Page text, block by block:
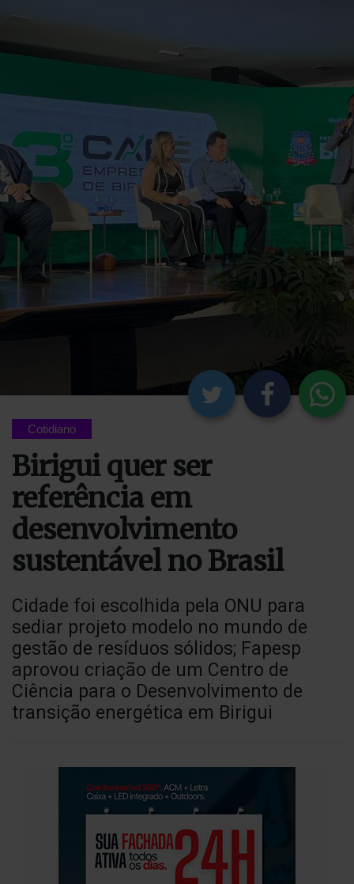
Cotidiano
Birigui quer ser
referência em
desenvolvimento
sustentável no Brasil
Cidade foi escolhida pela ONU para
sediar projeto modelo no mundo de
gestão de resíduos sólidos; Fapesp
aprovou criação de um Centro de
Ciência para o Desenvolvimento de
transição energética em Birigui